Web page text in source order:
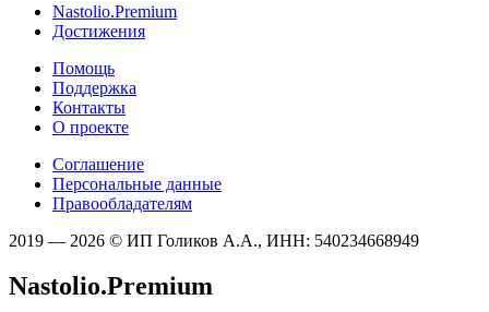
Nastolio.Premium
Достижения
Помощь
Поддержка
Контакты
О проекте
Соглашение
Персональные данные
Правообладателям
2019 — 2026 © ИП Голиков А.А., ИНН: 540234668949
Nastolio.Premium